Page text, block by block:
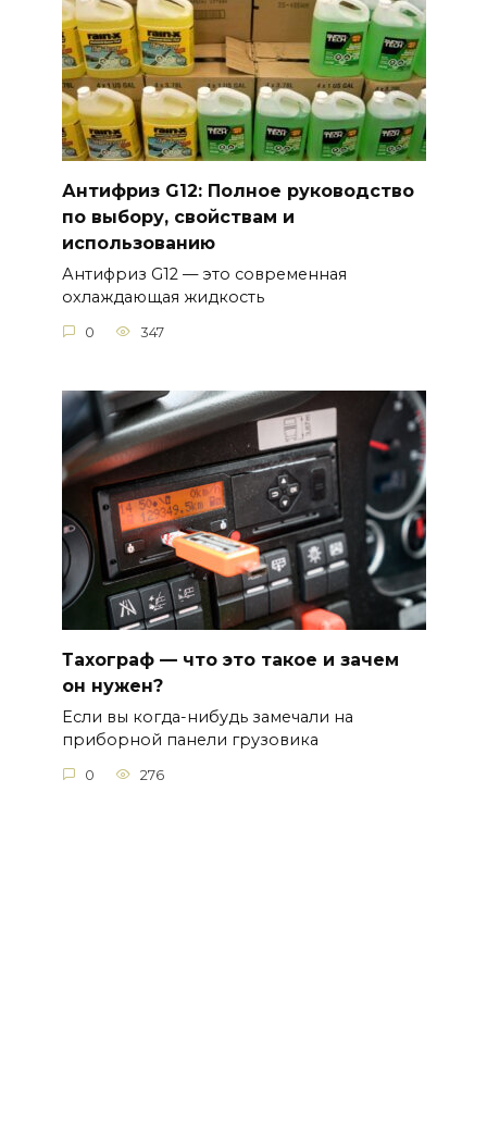
Антифриз G12: Полное руководство
по выбору, свойствам и
использованию
Антифриз G12 — это современная
охлаждающая жидкость
0 347
Тахограф — что это такое и зачем
он нужен?
Если вы когда-нибудь замечали на
приборной панели грузовика
0 276